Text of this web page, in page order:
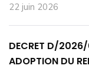
22 juin 2026
DECRET D/
ADOPTION DU